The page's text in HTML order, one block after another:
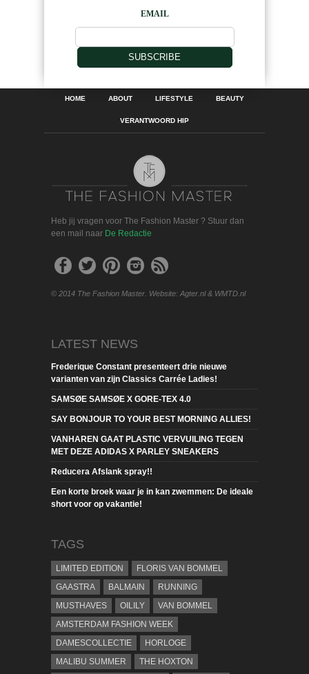
EMAIL
SUBSCRIBE
HOME ABOUT LIFESTYLE BEAUTY
VERANTWOORD HIP
Heb jij vragen voor The Fashion Master ? Stuur dan
een mail naar De Redactie
© 2014 The Fashion Master. Website: Agter.nl & WMTD.nl
LATEST NEWS
Frederique Constant presenteert drie nieuwe
varianten van zijn Classics Carrée Ladies!
SAMSØE SAMSØE X GORE-TEX 4.0
SAY BONJOUR TO YOUR BEST MORNING ALLIES!
VANHAREN GAAT PLASTIC VERVUILING TEGEN
MET DEZE ADIDAS X PARLEY SNEAKERS
Reducera Afslank spray!!
Een korte broek waar je in kan zwemmen: De ideale
short voor op vakantie!
TAGS
LIMITED EDITION
FLORIS VAN BOMMEL
GAASTRA
BALMAIN
RUNNING
MUSTHAVES
OILILY
VAN BOMMEL
AMSTERDAM FASHION WEEK
DAMESCOLLECTIE
HORLOGE
MALIBU SUMMER
THE HOXTON